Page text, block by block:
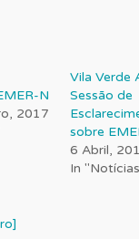
N
2017
Vila Verde
Sessão de
sobre
6 Abril,
In